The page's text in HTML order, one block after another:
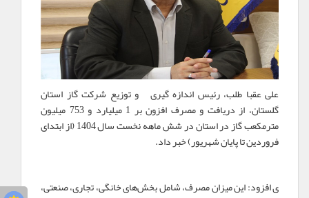
علی عقبا طلب، رئیس اندازه گیری و توزیع شرکت گاز استان
گلستان، از دریافت و مصرف افزون بر 1 میلیارد و 753 میلیون
مترمکعب گاز در استان در شش ماهه نخست سال 1404 (از ابتدای
فروردین تا پایان شهریور) خبر داد.
ی افزود: این میزان مصرف، شامل بخش‌های خانگی، تجاری، صنعتی،